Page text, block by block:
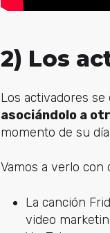
2) Los
Los activadores
asociándolo a
momento de su
Vamos a verlo con
La canción
video